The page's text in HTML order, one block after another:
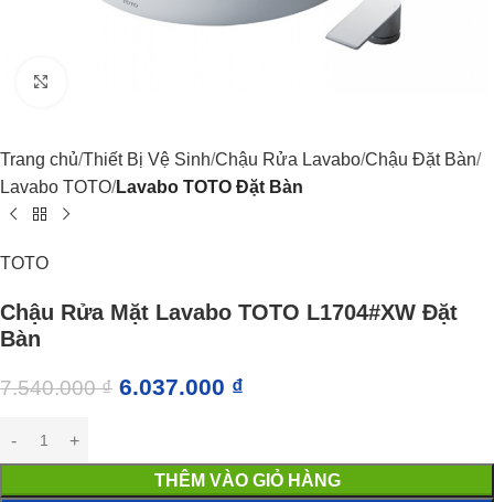
Trang chủ Thiết Bị Vệ Sinh Chậu Rửa Lavabo Chậu Đặt Bàn
Lavabo TOTO Lavabo TOTO Đặt Bàn
TOTO
Chậu Rửa Mặt Lavabo TOTO L1704#XW Đặt
Bàn
7.540.000₫ 6.037.000 ₫
THÊM VÀO GIỎ HÀNG